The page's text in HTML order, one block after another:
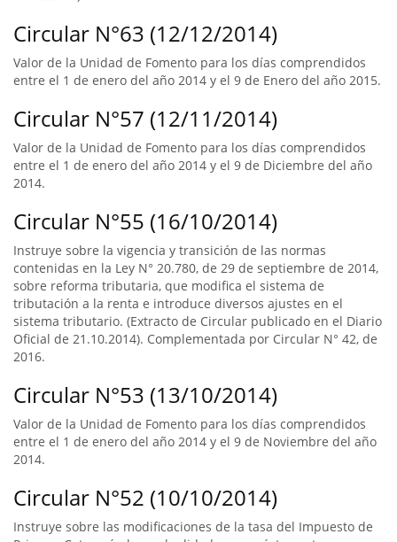
Circular N°63 (12/12/2014)
Valor de la Unidad de Fomento para los días comprendidos
entre el 1 de enero del año 2014 y el 9 de Enero del año 2015.
Circular N°57 (12/11/2014)
Valor de la Unidad de Fomento para los días comprendidos
entre el 1 de enero del año 2014 y el 9 de Diciembre del año
2014.
Circular N°55 (16/10/2014)
Instruye sobre la vigencia y transición de las normas
contenidas en la Ley N° 20.780, de 29 de septiembre de 2014,
sobre reforma tributaria, que modifica el sistema de
tributación a la renta e introduce diversos ajustes en el
sistema tributario. (Extracto de Circular publicado en el Diario
Oficial de 21.10.2014). Complementada por Circular N° 42, de
2016.
Circular N°53 (13/10/2014)
Valor de la Unidad de Fomento para los días comprendidos
entre el 1 de enero del año 2014 y el 9 de Noviembre del año
2014.
Circular N°52 (10/10/2014)
Instruye sobre las modificaciones de la tasa del Impuesto de